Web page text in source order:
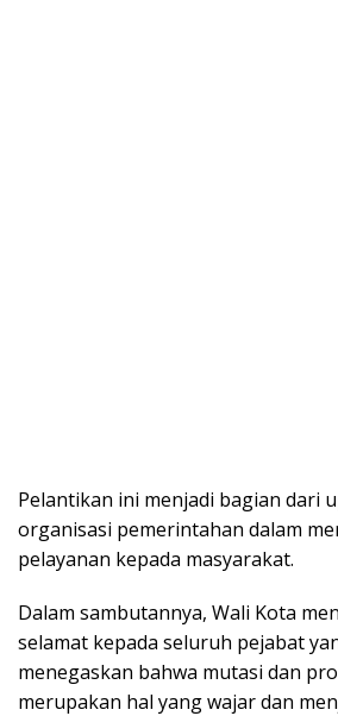
Pelantikan ini menjadi bagian dari
organisasi pemerintahan dalam
pelayanan kepada masyarakat.
Dalam sambutannya, Wali Kota
selamat kepada seluruh pejabat
menegaskan bahwa mutasi dan
merupakan hal yang wajar dan